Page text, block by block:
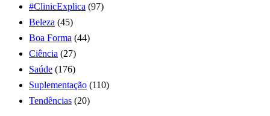
#ClinicExplica (97)
Beleza (45)
Boa Forma (44)
Ciência (27)
Saúde (176)
Suplementação (110)
Tendências (20)